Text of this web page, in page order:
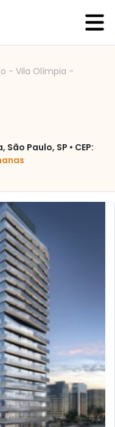
- Vila Olímpia -
Paulo, SP • CEP: